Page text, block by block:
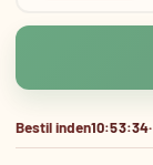
Bestil inden10:53:34·